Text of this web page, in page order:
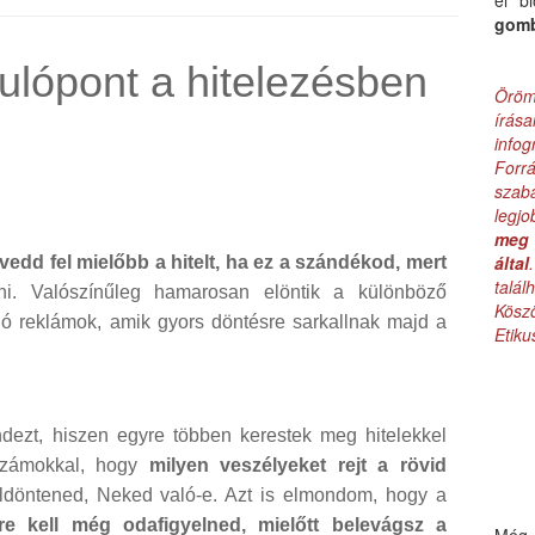
a hitelezésben
vedd fel mielőbb a hitelt, ha ez a szándékod, mert
Valószínűleg hamarosan elöntik a különböző
reklámok, amik gyors döntésre sarkallnak majd a
hiszen egyre többen kerestek meg hitelekkel
hogy milyen veszélyeket rejt a rövid
Neked való-e. Azt is elmondom, hogy a
kell még odafigyelned, mielőtt belevágsz a
által